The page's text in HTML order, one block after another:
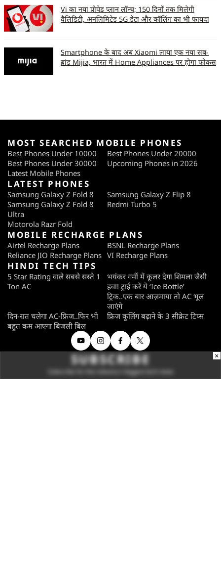
Vi का नया प्रीपेड प्लान लॉन्च; 150 दिनों तक मिलेगी
वैलिडिटी, अनलिमिटेड 5G डेटा और कॉलिंग का भी फायदा
Smartphone के बाद अब Xiaomi लाया एक नया सब-
ब्रांड Mijia, भारत में Home Appliances पर होगा फोकस
MOST SEARCHED MOBILE PHONES
Best Phones Under 10000
Best Phones Under 20000
Best Phones Under 30000
Upcoming Phones in 2026
Latest Mobile Phones
LATEST PHONES
Samsung Galaxy Z Fold 8
Samsung Galaxy Z Flip 8
Samsung Galaxy Z Fold 8
Ultra
Redmi Turbo 5
Motorola Razr Fold
MOBILE RECHARGE PLANS
Airtel Recharge Plans
BSNL Recharge Plans
Reliance JIO Recharge Plans VI Recharge Plans
HINDI TECH TIPS
5 Star Rating वाले सबसे सस्ते 1
Ton AC
भयंकर गर्मी में कूलर देगा शिमला जैसी
हवा! ट्राई करें ये ‘Ice Bottle’
ट्रिक..एक बार आज़माया तो AC भूल
जाएंगे
दिन-रात चलेगा AC-फ्रिज..फिर भी
बहुत कम आएगा बिजली बिल
फ्रिज कूलिंग बढ़ाने के 3 सीक्रेट टिप्स
SUBSCRIBE
Subscribe for the industry's biggest tech news
×